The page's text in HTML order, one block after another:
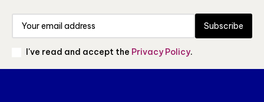
Subscribe
I've read and accept the Privacy Policy.